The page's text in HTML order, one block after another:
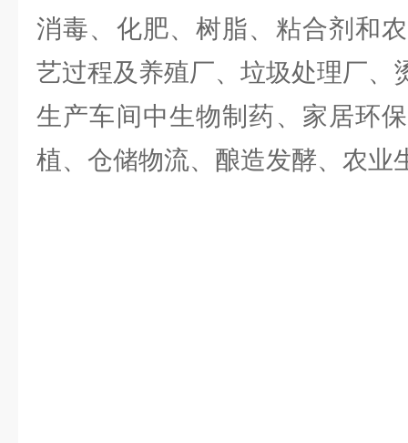
消毒、化肥、树脂、粘合剂和
艺过程及养殖厂、垃圾处理厂、
生产车间中生物制药、家居环
植、仓储物流、酿造发酵、农业